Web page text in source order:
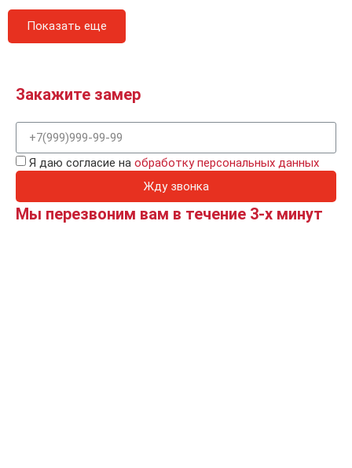
Показать еще
Закажите замер
Я даю согласие на обработку персональных данных
Жду звонка
Мы перезвоним вам в течение 3-х минут